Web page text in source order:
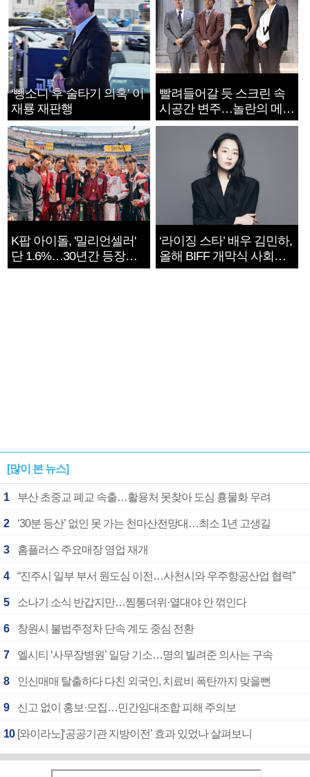
‘뺑소니 후 술타기 의혹’ 이
재룡 재판행
빨려들어갈 듯 스크린 속
시공간 변주…놀란의 메시
지는 ‘전쟁 속죄’
K팝 아이돌, '밀리언셀러'
단 1.6%…30년간 등장
1182개팀 전수조사
‘라이징 스타’ 배우 김민하,
올해 BIFF 개막식 사회자
확정
[많이 본 뉴스]
1 부산 초중교 폐교 속출…활용처 못찾아 도심 흉물화 우려
2 ‘30분 등산’ 없인 못 가는 천마산전망대…최소 1년 고생길
3 홈플러스 주요매장 영업 재개
4 “진주시 일부 부서 원도심 이전…사천시와 우주항공산업 협력”
5 소나기 소식 반갑지만…찜통더위·열대야 안 꺾인다
6 창원시 불법주정차 단속 계도 중심 전환
7 엘시티 ‘사무장병원’ 일당 기소…명의 빌려준 의사는 구속
8 인신매매 탈출하다 다친 외국인, 치료비 폭탄까지 맞을뻔
9 신고 없이 홍보·모집…민간임대조합 피해 주의보
10 [와이라노]‘공공기관 지방이전’ 효과 있었나 살펴보니